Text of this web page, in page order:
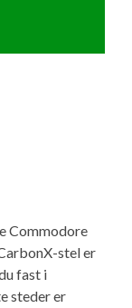
Commodore
stel er
fast i
steder er